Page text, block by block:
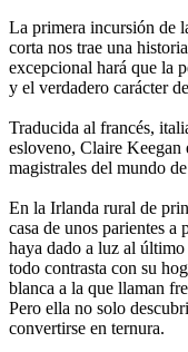
La primera incursión de
corta nos trae una
excepcional hará que la
y el verdadero carácter
Traducida al francés,
esloveno, Claire Keegan
magistrales del mundo
En la Irlanda rural de
casa de unos parientes a
haya dado a luz al
todo contrasta con su
blanca a la que llaman
Pero ella no solo
convertirse en ternura.